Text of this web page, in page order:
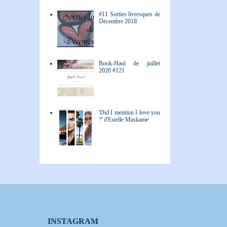
#11 Sorties livresques de
Décembre 2018
Book-Haul de juillet
2026 #121
'Did I mention I love you
?' d'Estelle Maskame
INSTAGRAM